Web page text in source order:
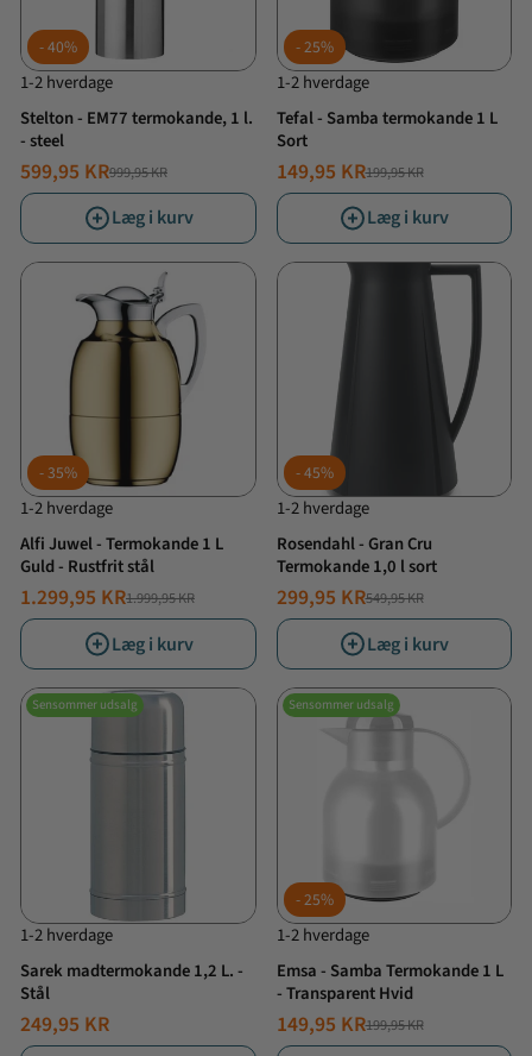
40%
1-2 hverdage
Stelton - EM77 termokande, 1 l.
- steel
NORMALPRIS999,95 KR
TILBUDSPRIS
599,95 KR
Læg i kurv
25%
1-2 hverdage
Tefal - Samba termokande 1 L
Sort
NORMALPRIS199,95 KR
TILBUDSPRIS
149,95 KR
Læg i kurv
35%
1-2 hverdage
Alfi Juwel - Termokande 1 L
Guld - Rustfrit stål
NORMALPRIS1.999,95 KR
TILBUDSPRIS
1.299,95 KR
Læg i kurv
45%
1-2 hverdage
Rosendahl - Gran Cru
Termokande 1,0 l sort
NORMALPRIS549,95 KR
TILBUDSPRIS
299,95 KR
Læg i kurv
Sensommer udsalg
1-2 hverdage
Sarek madtermokande 1,2 L. -
Stål
249,95 KR
Sensommer udsalg
25%
1-2 hverdage
Emsa - Samba Termokande 1 L
- Transparent Hvid
NORMALPRIS199,95 KR
TILBUDSPRIS
149,95 KR